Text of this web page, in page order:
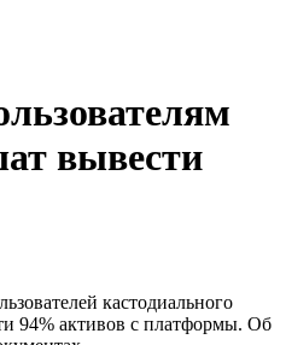
вывести
кастодиального
94% активов с платформы. Об